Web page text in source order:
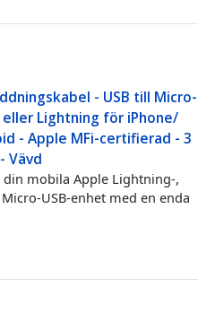
- USB till Micro-
eller Lightning för iPhone/
- Apple MFi-certifierad - 3
Vävd
din mobila Apple Lightning-,
Micro-USB-enhet med en enda